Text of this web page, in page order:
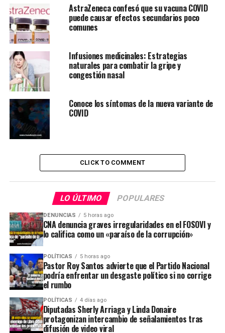
AstraZeneca confesó que su vacuna COVID
puede causar efectos secundarios poco
comunes
Infusiones medicinales: Estrategias
naturales para combatir la gripe y
congestión nasal
Conoce los síntomas de la nueva variante de
COVID
CLICK TO COMMENT
LO ÚLTIMO POPULARES
DENUNCIAS 5 horas ago
CNA denuncia graves irregularidades en el FOSOVI y
lo califica como un «paraíso de la corrupción»
POLÍTICAS 5 horas ago
Pastor Roy Santos advierte que el Partido Nacional
podría enfrentar un desgaste político si no corrige
el rumbo
POLÍTICAS 4 días ago
Diputadas Sherly Arriaga y Linda Donaire
protagonizan intercambio de señalamientos tras
difusión de video viral